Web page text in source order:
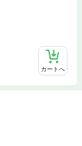
カートへ